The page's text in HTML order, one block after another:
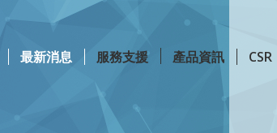
最新消息 服務支援 產品資訊 CSR